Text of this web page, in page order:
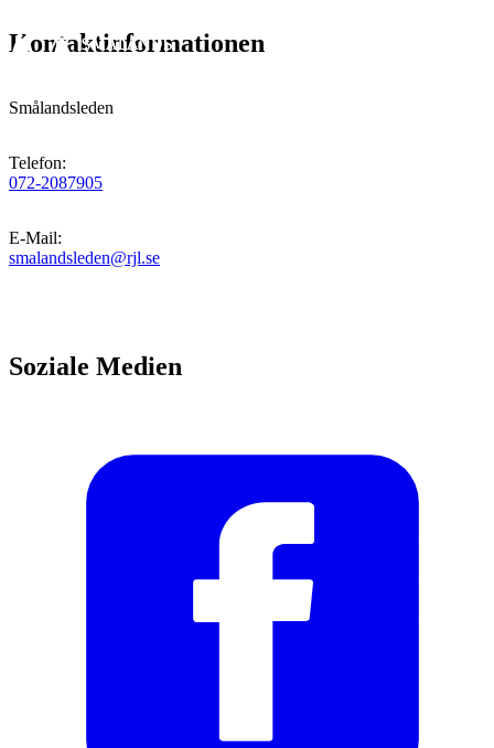
Kontaktinformationen
Smålandsleden
Telefon:
072-2087905
E-Mail:
smalandsleden@rjl.se
Soziale Medien